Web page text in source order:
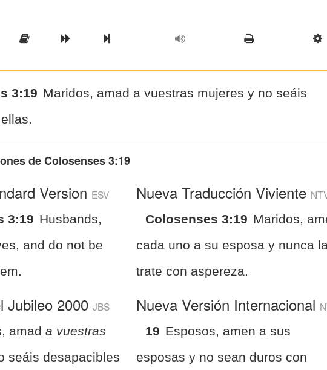
Chapter
Read the Full Chapter
Next Chapter
Next Book
3:19 Maridos, amad a vuestras mujeres y no seáis
deColosenses 3:19
Version ESV
3:19 Husbands,
and do not be
Jubileo 2000JBS
amada vuestras
seáis desapacibles
Nueva Traducción Viviente
Colosenses 3:19 Maridos,
cada uno a su esposa y nunca
trate con aspereza.
Nueva Versión Internacional
19 Esposos, amen a sus
esposas y no sean duros con